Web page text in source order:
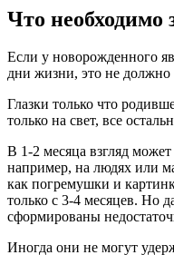
Что необходимо
Если у новорожденного
дни жизни, это не должно
Глазки только что
только на свет, все
В 1-2 месяца взгляд
например, на людях или
как погремушки и
только с 3-4 месяцев. Но
сформированы
Иногда они не могут